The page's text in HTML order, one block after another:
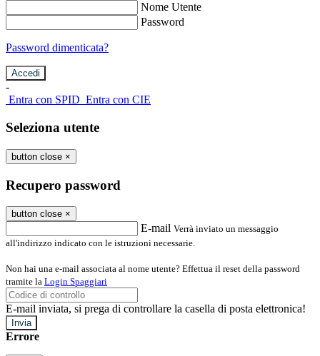
Nome Utente
Password
Password dimenticata?
-
Entra con SPID Entra con CIE
Seleziona utente
button close ×
Recupero password
button close ×
E-mail Verrà inviato un messaggio
all'indirizzo indicato con le istruzioni necessarie.
Non hai una e-mail associata al nome utente? Effettua il reset della password
tramite la Login Spaggiari
E-mail inviata, si prega di controllare la casella di posta elettronica!
Errore